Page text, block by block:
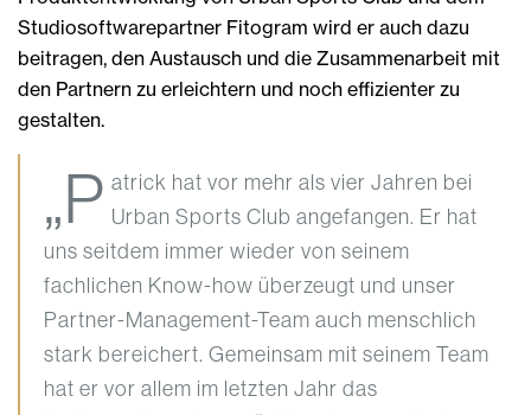
Studiosoftwarepartner Fitogram wird er auch dazu
beitragen, den Austausch und die Zusammenarbeit mit
den Partnern zu erleichtern und noch effizienter zu
gestalten.
„P atrick hat vor mehr als vier Jahren bei
Urban Sports Club angefangen. Er hat
uns seitdem immer wieder von seinem
fachlichen Know-how überzeugt und unser
Partner-Management-Team auch menschlich
stark bereichert. Gemeinsam mit seinem Team
hat er vor allem im letzten Jahr das